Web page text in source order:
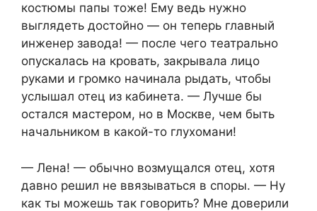
костюмы папы тоже! Ему ведь нужно
выглядеть достойно — он теперь главный
инженер завода! — после чего театрально
опускалась на кровать, закрывала лицо
руками и громко начинала рыдать, чтобы
услышал отец из кабинета. — Лучше бы
остался мастером, но в Москве, чем быть
начальником в какой-то глухомани!
— Лена! — обычно возмущался отец, хотя
давно решил не ввязываться в споры. — Ну
как ты можешь так говорить? Мне доверили